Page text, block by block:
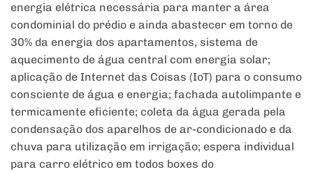
energia elétrica necessária para manter a área
condominial do prédio e ainda abastecer em torno de
30% da energia dos apartamentos, sistema de
aquecimento de água central com energia solar;
aplicação de Internet das Coisas (IoT) para o consumo
consciente de água e energia; fachada autolimpante e
termicamente eficiente; coleta da água gerada pela
condensação dos aparelhos de ar-condicionado e da
chuva para utilização em irrigação; espera individual
para carro elétrico em todos boxes do